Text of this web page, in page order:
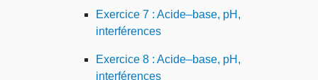
Exercice 7 : Acide–base, pH,
interférences
Exercice 8 : Acide–base, pH,
interférences